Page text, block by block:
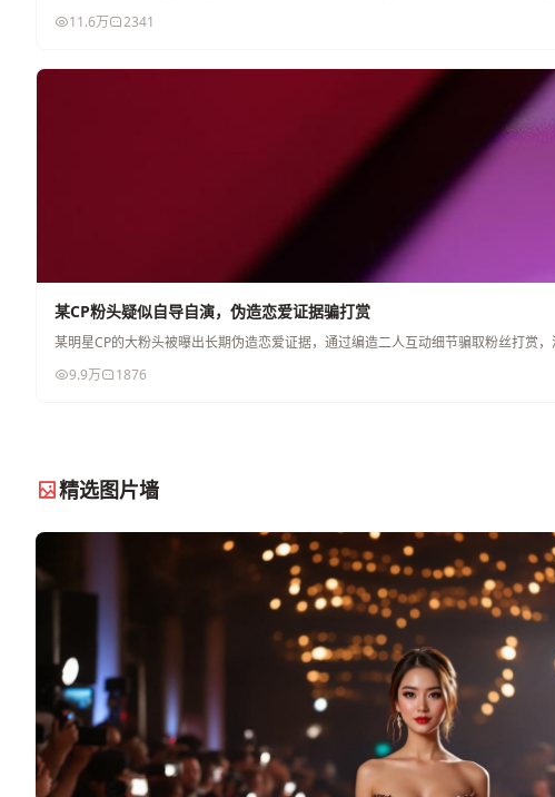
11.6万
2341
某CP粉头疑似自导自演，伪造恋爱证据骗打赏
某明星CP的大粉头被曝出长期伪造恋爱证据，通过编造二人互动细节骗取粉丝打赏
9.9万
1876
精选图片墙